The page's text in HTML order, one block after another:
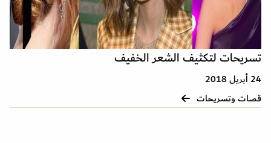
تسريحات لتكثيف الشعر الخفيف
24 أبريل 2018
قصات وتسريحات